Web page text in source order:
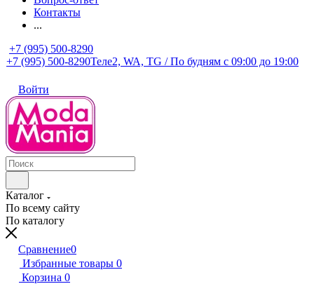
Контакты
...
+7 (995) 500-8290
+7 (995) 500-8290Теле2, WA, TG / По будням c 09:00 до 19:00
Войти
Каталог
По всему сайту
По каталогу
Сравнение0
Избранные товары 0
Корзина 0